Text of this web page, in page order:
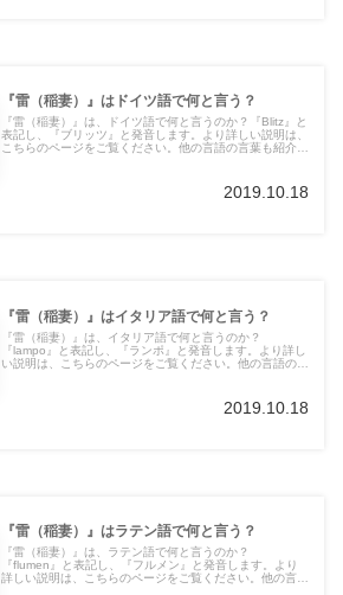
『雷（稲妻）』はドイツ語で何と言う？
『雷（稲妻）』は、ドイツ語で何と言うのか？『Blitz』と
表記し、『ブリッツ』と発音します。より詳しい説明は、
こちらのページをご覧ください。他の言語の言葉も紹介し
2019.10.18
『雷（稲妻）』はイタリア語で何と言う？
『雷（稲妻）』は、イタリア語で何と言うのか？
『lampo』と表記し、『ランポ』と発音します。より詳し
い説明は、こちらのページをご覧ください。他の言語の言
2019.10.18
『雷（稲妻）』はラテン語で何と言う？
『雷（稲妻）』は、ラテン語で何と言うのか？
『flumen』と表記し、『フルメン』と発音します。より
詳しい説明は、こちらのページをご覧ください。他の言語